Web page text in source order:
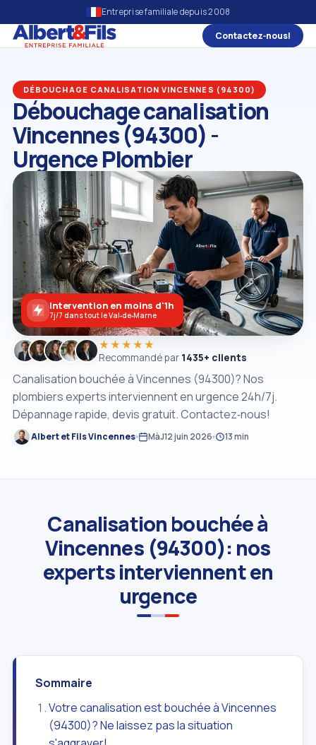
Entreprise familiale depuis 2008
Contactez‑nous!
DÉBOUCHAGE CANALISATION VINCENNES (94300)
Débouchage canalisation
Vincennes (94300) -
Urgence Plombier
Canalisation bouchée à Vincennes (94300)? Nos
plombiers experts interviennent en urgence 24h/7j.
Dépannage rapide, devis gratuit. Contactez‑nous!
Albert et Fils Vincennes MàJ12 juin 2026 13 min
★★★★★
Recommandé par 1435+ clients
Intervention en moins d'1h
7j/7 dans tout le Val‑de‑Marne
Canalisation bouchée à
Vincennes (94300): nos
experts interviennent en
urgence
Sommaire
Votre canalisation est bouchée à Vincennes
(94300)? Ne laissez pas la situation